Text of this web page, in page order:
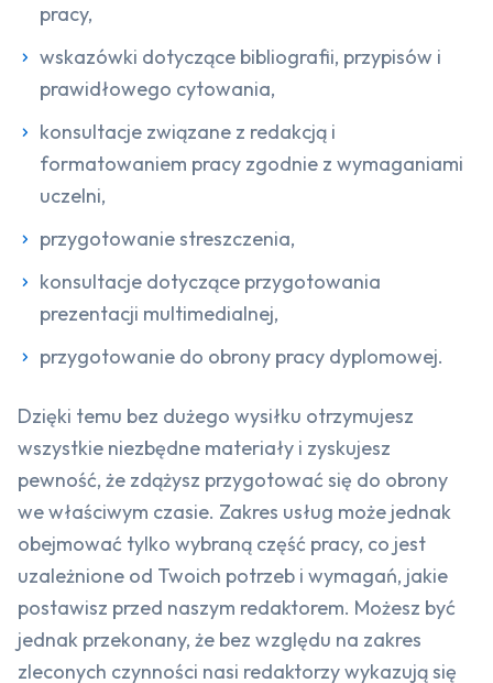
pracy,
wskazówki dotyczące bibliografii, przypisów i
prawidłowego cytowania,
konsultacje związane z redakcją i
formatowaniem pracy zgodnie z wymaganiami
uczelni,
przygotowanie streszczenia,
konsultacje dotyczące przygotowania
prezentacji multimedialnej,
przygotowanie do obrony pracy dyplomowej.
Dzięki temu bez dużego wysiłku otrzymujesz
wszystkie niezbędne materiały i zyskujesz
pewność, że zdążysz przygotować się do obrony
we właściwym czasie. Zakres usług może jednak
obejmować tylko wybraną część pracy, co jest
uzależnione od Twoich potrzeb i wymagań, jakie
postawisz przed naszym redaktorem. Możesz być
jednak przekonany, że bez względu na zakres
zleconych czynności nasi redaktorzy wykazują się